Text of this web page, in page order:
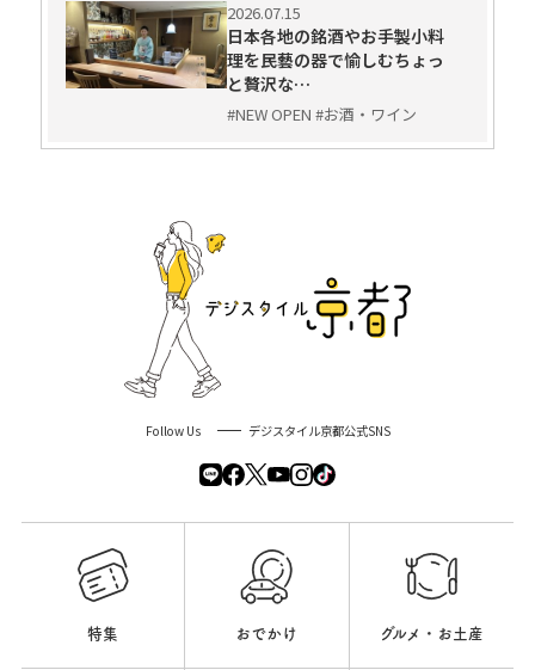
2026.07.15
日本各地の銘酒やお手製小料
理を民藝の器で愉しむちょっ
と贅沢な…
#NEW OPEN #お酒・ワイン
Follow Us デジスタイル京都公式SNS
特集 おでかけ グルメ・お土産